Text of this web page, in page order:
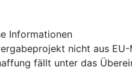
Informationen
nicht aus
fällt unter das